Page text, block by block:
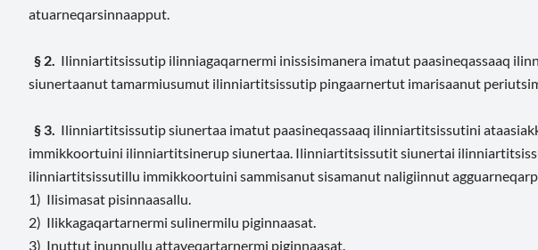
atuarneqarsinnaapput.
§ 2. Ilinniartitsissutip ilinniagaqarnermi inissisimanera imatut paasineqassaaq
siunertaanut tamarmiusumut ilinniartitsissutip pingaarnertut imarisaanut
§ 3. Ilinniartitsissutip siunertaa imatut paasineqassaaq ilinniartitsissutini
immikkoortuini ilinniartitsinerup siunertaa. Ilinniartitsissutit siunertai
ilinniartitsissutillu immikkoortuini sammisanut sisamanut naligiinnut
1) Ilisimasat pisinnaasallu.
2) Ilikkagaqartarnermi sulinermilu piginnaasat.
3) Inuttut inunnullu attaveqartarnermi piginnaasat.